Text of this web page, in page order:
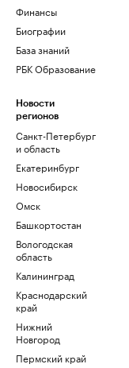
Финансы
Биографии
База знаний
РБК Образование
Новости
регионов
Санкт-Петербург
и область
Екатеринбург
Новосибирск
Омск
Башкортостан
Вологодская
область
Калининград
Краснодарский
край
Нижний
Новгород
Пермский край